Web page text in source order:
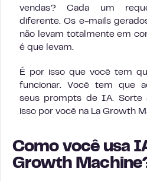
vendas? Cada um
diferente. Os e-mails
não levam totalmente em
é que levam.
É por isso que você tem
funcionar. Você tem que
seus prompts de IA. Sorte
isso por você na La Growth
Como você usa
Growth